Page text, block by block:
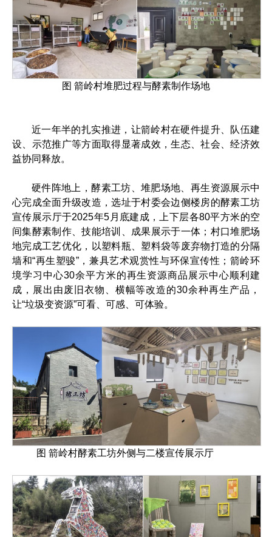
图 箭岭村堆肥过程与酵素制作场地
近一年半的扎实推进，让箭岭村在硬件提升、队伍建
设、示范推广等方面取得显著成效，生态、社会、经济效
益协同释放。
硬件阵地上，酵素工坊、堆肥场地、再生资源展示中
心完成全面升级改造，选址于村委会边侧楼房的酵素工坊
宣传展示厅于2025年5月底建成，上下层各80平方米的空
间集酵素制作、技能培训、成果展示于一体；村口堆肥场
地完成工艺优化，以塑料瓶、塑料袋等废弃物打造的分隔
墙和“再生塑骏”，兼具艺术观赏性与环保宣传性；箭岭环
境学习中心30余平方米的再生资源商品展示中心顺利建
成，展出由废旧衣物、横幅等改造的30余种再生产品，
让“垃圾变资源”可看、可感、可体验。
图 箭岭村酵素工坊外侧与二楼宣传展示厅